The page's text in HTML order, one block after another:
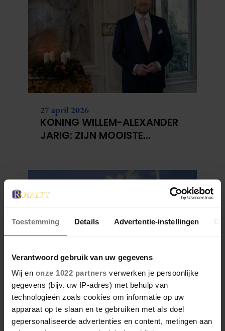
Toestemming Details Advertentie-instellingen
Verantwoord gebruik van uw gegevens
Wij en onze 1022 partners verwerken je persoonlijke
gegevens (bijv. uw IP-adres) met behulp van
technologieën zoals cookies om informatie op uw
apparaat op te slaan en te gebruiken met als doel
gepersonaliseerde advertenties en content, metingen aan
27 april 2026
KONING WILLEM-ALEXANDER
JARIG: ZIJN MOOISTE
27 april 2026
DOKKUM PAKT UIT VOOR
KONINGSPAAR TIJDENS
KONINGSDAG 2026